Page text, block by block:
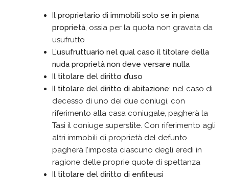
Ilproprietario di immobili solo se in piena
proprietà, ossia per la quota non gravata da
usufrutto
L’usufruttuario nel qual caso il titolare della
nuda proprietà non deve versare nulla
Il titolare del diritto d’uso
Il titolare del diritto di abitazione: nel caso di
decesso di uno dei due coniugi, con
riferimento alla casa coniugale, pagherà la
Tasi il coniuge superstite. Con riferimento agli
altri immobili di proprietà del defunto
pagherà l’imposta ciascuno degli eredi in
ragione delle proprie quote di spettanza
Il titolare del diritto di enfiteusi